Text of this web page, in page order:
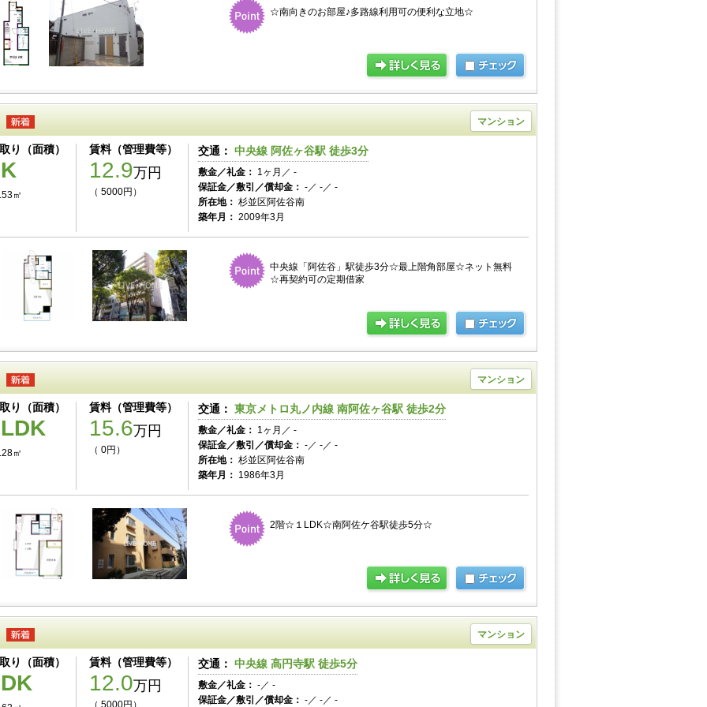
☆南向きのお部屋♪多路線利用可の便利な立地☆
マンション
り（面積）
㎡
賃料（管理費等）
12.9万円
（ 5000円）
交通： 中央線 阿佐ヶ谷駅 徒歩3分
敷金／礼金： 1ヶ月／ -
保証金／敷引／償却金： -／ -／ -
所在地： 杉並区阿佐谷南
築年月： 2009年3月
中央線「阿佐谷」駅徒歩3分☆最上階角部屋☆ネット無料
☆再契約可の定期借家
マンション
り（面積）
㎡
賃料（管理費等）
15.6万円
（ 0円）
交通： 東京メトロ丸ノ内線 南阿佐ヶ谷駅 徒歩2分
敷金／礼金： 1ヶ月／ -
保証金／敷引／償却金： -／ -／ -
所在地： 杉並区阿佐谷南
築年月： 1986年3月
2階☆１LDK☆南阿佐ケ谷駅徒歩5分☆
マンション
り（面積） 賃料（管理費等）
12.0万円
（ 5000円）
交通： 中央線 高円寺駅 徒歩5分
敷金／礼金： -／ -
保証金／敷引／償却金： -／ -／ -